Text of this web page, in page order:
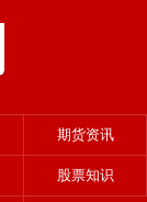
期货资讯
股票知识